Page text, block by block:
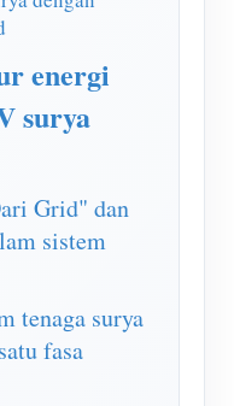
Surya
energi
surya
Grid" dan
sistem
tenaga surya
fasa